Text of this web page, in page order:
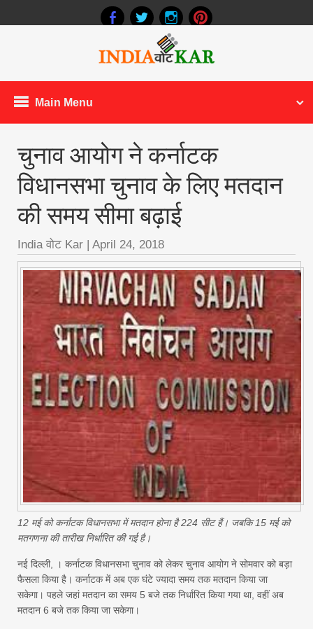
Main Menu
चुनाव आयोग ने कर्नाटक
विधानसभा चुनाव के लिए मतदान
की समय सीमा बढ़ाई
India वोट Kar April 24, 2018
12 मई को कर्नाटक विधानसभा में मतदान होना है 224 सीट हैं। जबकि 15 मई को
मतगणना की तारीख निर्धारित की गई है।
नई दिल्ली, । कर्नाटक विधानसभा चुनाव को लेकर चुनाव आयोग ने सोमवार को बड़ा
फैसला किया है। कर्नाटक में अब एक घंटे ज्यादा समय तक मतदान किया जा
सकेगा। पहले जहां मतदान का समय 5 बजे तक निर्धारित किया गया था, वहीं अब
मतदान 6 बजे तक किया जा सकेगा।